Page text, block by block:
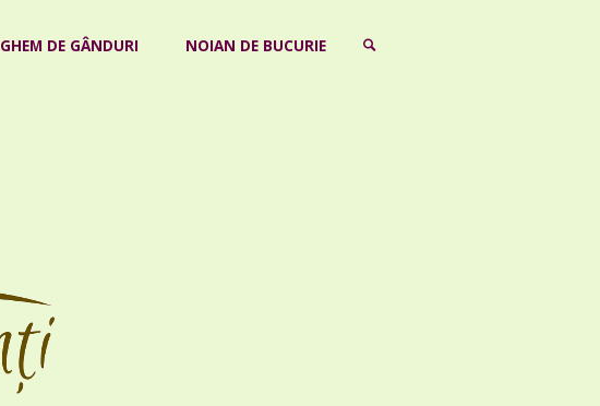
GHEM DE GÂNDURI NOIAN DE BUCURIE